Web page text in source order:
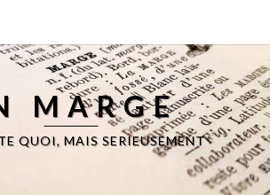
MARGE
QUOI, MAIS SERIEUSEMENT